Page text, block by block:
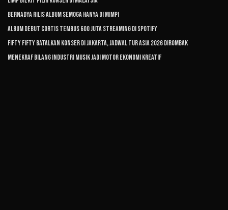
Bernadya Rilis Album Semoga Hanya di Mimpi
Album Debut CORTIS Tembus 600 Juta Streaming di Spotify
FIFTY FIFTY Batalkan Konser di Jakarta, Jadwal Tur Asia 2026 Dirombak
Menekraf Bilang Industri Musik Jadi Motor Ekonomi Kreatif